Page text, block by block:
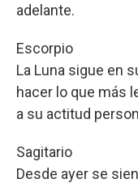
adelante.
Escorpio
La Luna sigue en
hacer lo que más
a su actitud
Sagitario
Desde ayer se